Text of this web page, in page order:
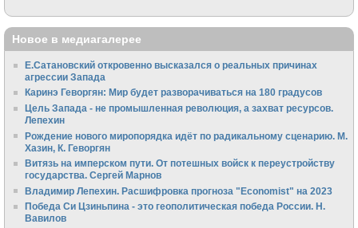
Новое в медиагалерее
Е.Сатановский откровенно высказался о реальных причинах
агрессии Запада
Каринэ Геворгян: Мир будет разворачиваться на 180 градусов
Цель Запада - не промышленная революция, а захват ресурсов.
Лепехин
Рождение нового миропорядка идёт по радикальному сценарию. М.
Хазин, К. Геворгян
Витязь на имперском пути. От потешных войск к переустройству
государства. Сергей Марнов
Владимир Лепехин. Расшифровка прогноза "Economist" на 2023
Победа Си Цзиньпина - это геополитическая победа России. Н.
Вавилов